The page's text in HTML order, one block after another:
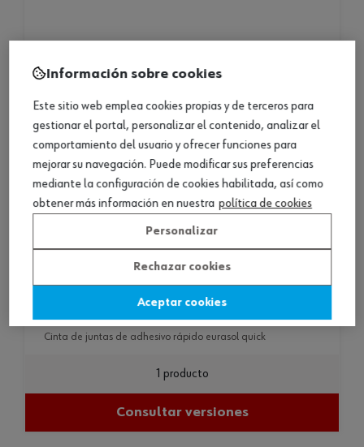
cinta de juntas de adhesivo rápido eurasol quick
1 producto
Consultar versiones
Información sobre cookies
Este sitio web emplea cookies propias y de terceros para
gestionar el portal, personalizar el contenido, analizar el
comportamiento del usuario y ofrecer funciones para
mejorar su navegación. Puede modificar sus preferencias
mediante la configuración de cookies habilitada, así como
obtener más información en nuestra política de cookies
Personalizar
Rechazar cookies
Aceptar cookies